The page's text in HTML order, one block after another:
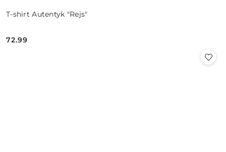
T-shirt Autentyk "Rejs"
Cena:
72.99